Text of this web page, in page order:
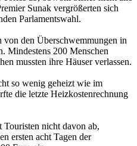
Sunak vergrößerten sich
Parlamentswahl.
den Überschwemmungen in
Mindestens 200 Menschen
mussten ihre Häuser verlassen.
so wenig geheizt wie im
die letzte Heizkostenrechnung
nicht davon ab,
ersten acht Tagen der